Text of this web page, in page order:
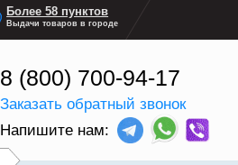
Более 58 пунктов
Выдачи товаров в городе
8 (800) 700-94-17
Заказать обратный звонок
Напишите нам: